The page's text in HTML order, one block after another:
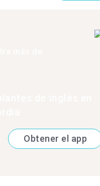
Obtener el app